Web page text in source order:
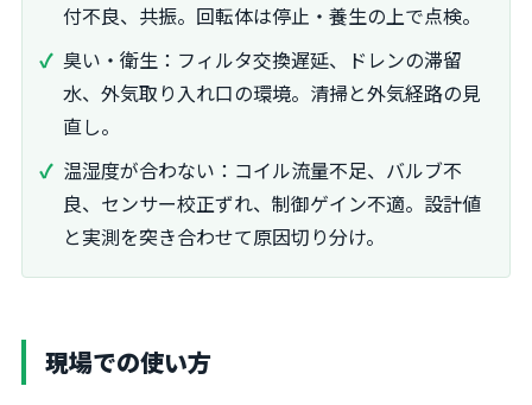
付不良、共振。回転体は停止・養生の上で点検。
臭い・衛生：フィルタ交換遅延、ドレンの滞留
水、外気取り入れ口の環境。清掃と外気経路の見
直し。
温湿度が合わない：コイル流量不足、バルブ不
良、センサー校正ずれ、制御ゲイン不適。設計値
と実測を突き合わせて原因切り分け。
現場での使い方